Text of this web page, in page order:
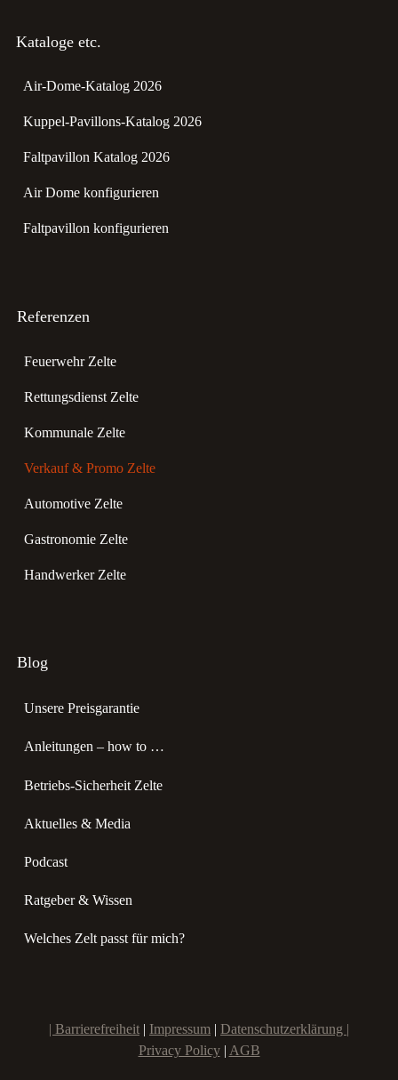
Kataloge etc.
Air-Dome-Katalog 2026
Kuppel-Pavillons-Katalog 2026
Faltpavillon Katalog 2026
Air Dome konfigurieren
Faltpavillon konfigurieren
Referenzen
Feuerwehr Zelte
Rettungsdienst Zelte
Kommunale Zelte
Verkauf & Promo Zelte
Automotive Zelte
Gastronomie Zelte
Handwerker Zelte
Blog
Unsere Preisgarantie
Anleitungen – how to …
Betriebs-Sicherheit Zelte
Aktuelles & Media
Podcast
Ratgeber & Wissen
Welches Zelt passt für mich?
| Barrierefreiheit | Impressum | Datenschutzerklärung |
Privacy Policy| AGB